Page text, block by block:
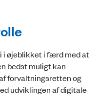
i øjeblikket i færd med at
bedst muligt kan
forvaltningsretten og
udviklingen af digitale